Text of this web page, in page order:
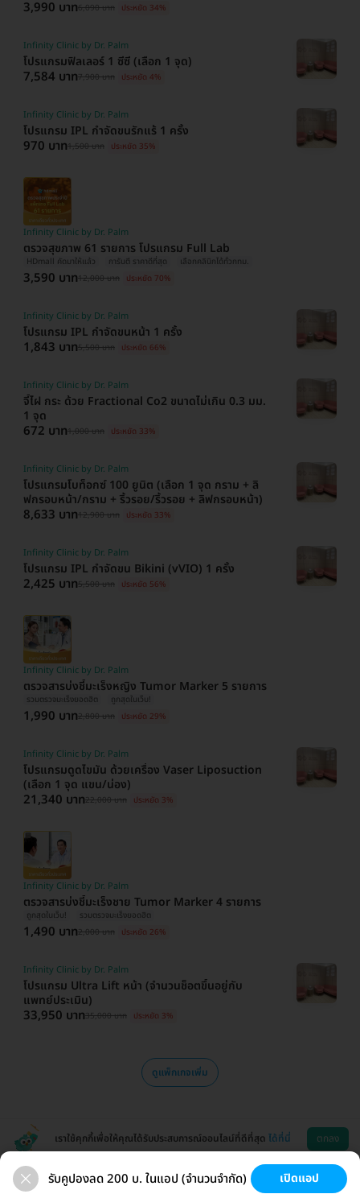
3,990 บาท6,090 บาท ประหยัด 34%
โปรแกรมฟิลเลอร์ 1 ซีซี (เลือก 1 จุด)
Infinity Clinic by Dr. Palm
7,584 บาท7,900 บาท ประหยัด 4%
โปรแกรม IPL กำจัดขนรักแร้ 1 ครั้ง
Infinity Clinic by Dr. Palm
970 บาท1,500 บาท ประหยัด 35%
HDmall คัดมาให้แล้ว การันตี ราคาดีที่สุด เลือกคลินิกได้ทั่วกทม.
ตรวจสุขภาพ 61 รายการ โปรแกรม Full Lab
Infinity Clinic by Dr. Palm
3,590 บาท12,000 บาท ประหยัด 70%
โปรแกรม IPL กำจัดขนหน้า 1 ครั้ง
Infinity Clinic by Dr. Palm
1,843 บาท5,500 บาท ประหยัด 66%
จี้ไฝ กระ ด้วย Fractional Co2 ขนาดไม่เกิน 0.3 มม.
1 จุด
Infinity Clinic by Dr. Palm
672 บาท1,000 บาท ประหยัด 33%
โปรแกรมโบท็อกซ์ 100 ยูนิต (เลือก 1 จุด กราม + ลิ
ฟกรอบหน้า/กราม + ริ้วรอย/ริ้วรอย + ลิฟกรอบหน้า)
Infinity Clinic by Dr. Palm
8,633 บาท12,900 บาท ประหยัด 33%
โปรแกรม IPL กำจัดขน Bikini (vVIO) 1 ครั้ง
Infinity Clinic by Dr. Palm
2,425 บาท5,500 บาท ประหยัด 56%
รวมตรวจมะเร็งยอดฮิต ถูกสุดในเว็บ!
ตรวจสารบ่งชี้มะเร็งหญิง Tumor Marker 5 รายการ
Infinity Clinic by Dr. Palm
1,990 บาท2,800 บาท ประหยัด 29%
โปรแกรมดูดไขมัน ด้วยเครื่อง Vaser Liposuction
(เลือก 1 จุด แขน/น่อง)
Infinity Clinic by Dr. Palm
21,340 บาท22,000 บาท ประหยัด 3%
ถูกสุดในเว็บ! รวมตรวจมะเร็งยอดฮิต
ตรวจสารบ่งชี้มะเร็งชาย Tumor Marker 4 รายการ
Infinity Clinic by Dr. Palm
1,490 บาท2,000 บาท ประหยัด 26%
โปรแกรม Ultra Lift หน้า (จำนวนช็อตขึ้นอยู่กับ
แพทย์ประเมิน)
Infinity Clinic by Dr. Palm
33,950 บาท35,000 บาท ประหยัด 3%
ดูแพ็กเกจเพิ่ม
เราใช้คุกกี้เพื่อให้คุณได้รับประสบการณ์ออนไลน์ที่ดีที่สุด ได้ที่นี่ ตกลง
รับคูปองลด 200 บ. ในแอป (จำนวนจำกัด) เปิดแอป